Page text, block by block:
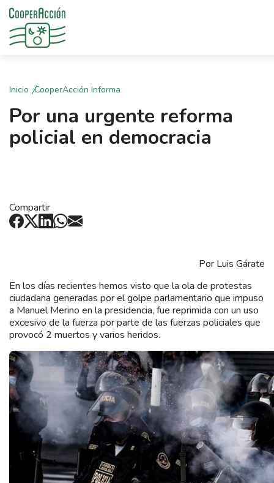
Inicio CooperAcción Informa
Por una urgente reforma
policial en democracia
Compartir
Por Luis Gárate
En los días recientes hemos visto que la ola de protestas
ciudadana generadas por el golpe parlamentario que impuso
a Manuel Merino en la presidencia, fue reprimida con un uso
excesivo de la fuerza por parte de las fuerzas policiales que
provocó 2 muertos y varios heridos.